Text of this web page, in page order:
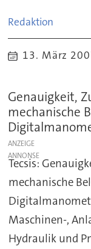
Redaktion
13. März
Genauigkeit,
mechanische
ANZEIGE
Tecsis:
mechanische
Maschinen-,
Hydraulik und